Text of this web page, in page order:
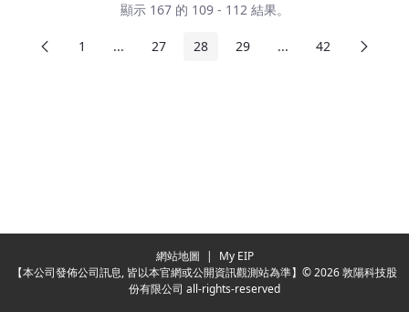
顯示 167 的 109 - 112 結果。
前頁 頁面
1 ...中間頁面頁面
27 頁面
28 頁面
29 ...中間頁面頁面
42 下頁
網站地圖 |
My EIP
【本公司發佈公司訊息, 皆以本官網或公開資訊觀測站為準】© 2026 敦陽科技股
份有限公司 all-rights-reserved